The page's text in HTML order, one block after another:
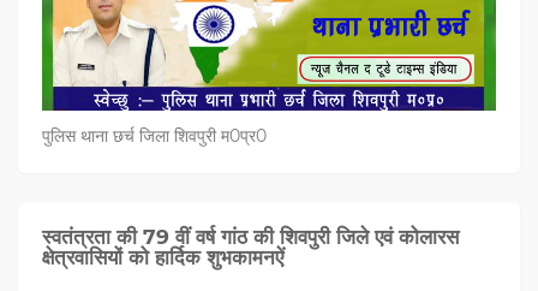
पुलिस थाना छर्च जिला शिवपुरी म0प्र0
स्वतंत्रता की 79 वीं वर्ष गांठ की शिवपुरी जिले एवं कोलारस
क्षेत्रवासियों को हार्दिक शुभकामनऐं